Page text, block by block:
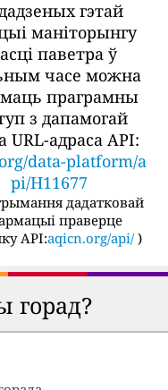
гэтай
маніторынгу
паветра ў
часе можна
праграмны
з дапамогай
URL-адраса API:
data-platform/a
pi/H11677
дадатковай
праверце
API:aqicn.org/api/ )
горад?